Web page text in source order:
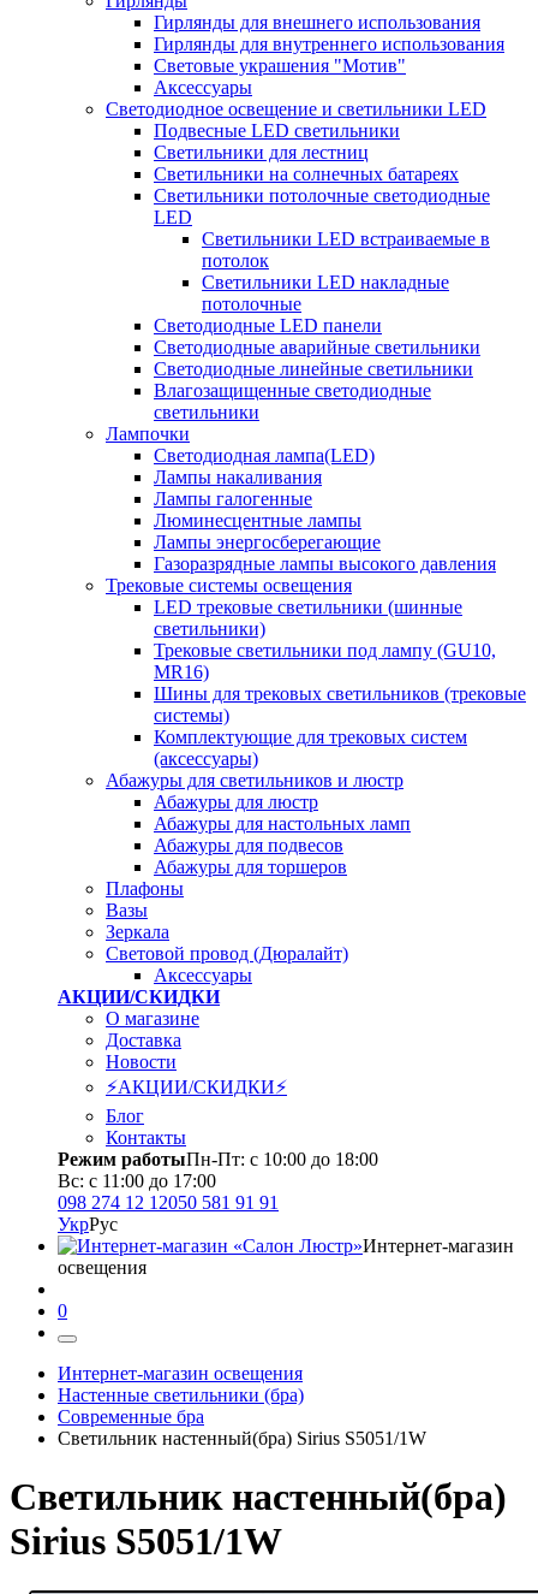
Гирлянды для внешнего использования
Гирлянды для внутреннего использования
Световые украшения "Мотив"
Аксессуары
Светодиодное освещение и светильники LED
Подвесные LED светильники
Светильники для лестниц
Светильники на солнечных батареях
Светильники потолочные светодиодные
LED
Cветильники LED встраиваемые в
потолок
Светильники LED накладные
потолочные
Светодиодные LED панели
Светодиодные аварийные светильники
Светодиодные линейные светильники
Влагозащищенные светодиодные
светильники
Лампочки
Светодиодная лампа(LED)
Лампы накаливания
Лампы галогенные
Люминесцентные лампы
Лампы энергосберегающие
Газоразрядные лампы высокого давления
Трековые системы освещения
LED трековые светильники (шинные
светильники)
Трековые светильники под лампу (GU10,
MR16)
Шины для трековых светильников (трековые
системы)
Комплектующие для трековых систем
(аксессуары)
Абажуры для светильников и люстр
Абажуры для люстр
Абажуры для настольных ламп
Абажуры для подвесов
Абажуры для торшеров
Плафоны
Вазы
Зеркала
Световой провод (Дюралайт)
Аксессуары
АКЦИИ/СКИДКИ
О магазине
Доставка
Новости
⚡АКЦИИ/СКИДКИ⚡
Блог
Контакты
Режим работыПн-Пт: с 10:00 до 18:00
Вс: с 11:00 до 17:00
098 274 12 12050 581 91 91
УкрРус
Интернет-магазин
освещения
0
Интернет-магазин освещения
Настенные светильники (бра)
Современные бра
Светильник настенный(бра) Sirius S5051/1W
Светильник настенный(бра)
Sirius S5051/1W